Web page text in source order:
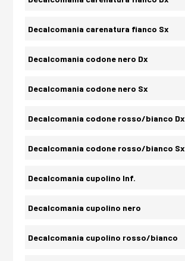
Decalcomania carenatura fianco Sx
Decalcomania codone nero Dx
Decalcomania codone nero Sx
Decalcomania codone rosso/bianco Dx
Decalcomania codone rosso/bianco Sx
Decalcomania cupolino Inf.
Decalcomania cupolino nero
Decalcomania cupolino rosso/bianco